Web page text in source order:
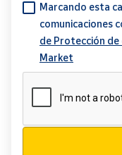
Marcando esta
comunicaciones
de Protección
Market